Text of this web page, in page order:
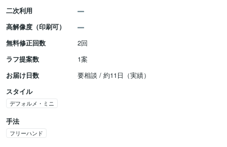
二次利用
高解像度（印刷可）
無料修正回数
2回
ラフ提案数
1案
お届け日数
要相談 / 約11日（実績）
スタイル
デフォルメ・ミニ
手法
フリーハンド